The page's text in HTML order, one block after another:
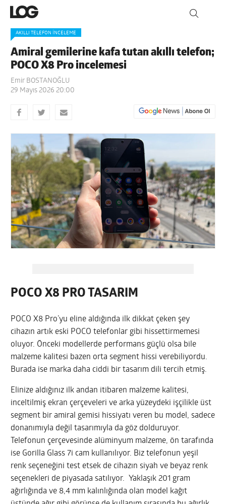
AKILLI TELEFON İNCELEME
Amiral gemilerine kafa tutan akıllı telefon;
POCO X8 Pro incelemesi
Emir BOSTANOĞLU
29 Mayıs 2026 20:00
POCO X8 PRO TASARIM
POCO X8 Pro’yu eline aldığında ilk dikkat çeken şey
cihazın artık eski POCO telefonlar gibi hissettirmemesi
oluyor. Önceki modellerde performans güçlü olsa bile
malzeme kalitesi bazen orta segment hissi verebiliyordu.
Burada ise marka daha ciddi bir tasarım dili tercih etmiş.
Elinize aldığınız ilk andan itibaren malzeme kalitesi,
inceltilmiş ekran çerçeveleri ve arka yüzeydeki işçilikle üst
segment bir amiral gemisi hissiyatı veren bu model, sadece
donanımıyla değil tasarımıyla da göz dolduruyor.
Telefonun çerçevesinde alüminyum malzeme, ön tarafında
ise Gorilla Glass 7i cam kullanılıyor. Biz telefonun yeşil
renk seçeneğini test etsek de cihazın siyah ve beyaz renk
seçenekleri de piyasada satılıyor. Yaklaşık 201 gram
ağırlığında ve 8,4 mm kalınlığında olan model kağıt